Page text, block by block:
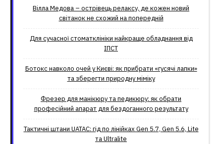
Вілла Медова – острівець релаксу, де кожен новий
світанок не схожий на попередній
Для сучасної стоматклініки найкраще обладнання від
ІПСТ
Ботокс навколо очей у Києві: як прибрати «гусячі лапки»
та зберегти природну міміку
Фрезер для манікюру та педикюру: як обрати
професійний апарат для бездоганного результату
Тактичні штани UATAC: гід по лінійках Gen 5.7, Gen 5.6, Lite
та Ultralite